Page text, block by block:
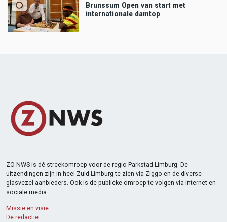
Brunssum Open van start met
internationale damtop
ZO-NWS is dè streekomroep voor de regio Parkstad Limburg. De
uitzendingen zijn in heel Zuid-Limburg te zien via Ziggo en de diverse
glasvezel-aanbieders. Ook is de publieke omroep te volgen via internet en
sociale media.
Missie en visie
De redactie